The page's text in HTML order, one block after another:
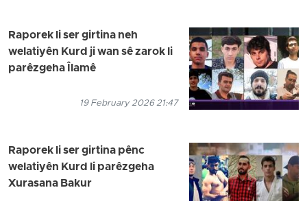
Raporek li ser girtina neh
welatiyên Kurd ji wan sê zarok li
parêzgeha Îlamê
19 February 2026 21:47
Raporek li ser girtina pênc
welatiyên Kurd li parêzgeha
Xurasana Bakur